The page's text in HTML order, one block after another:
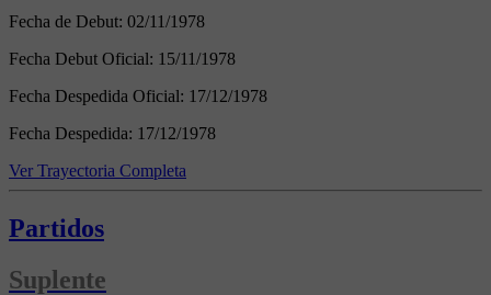
Fecha de Debut: 02/11/1978
Fecha Debut Oficial: 15/11/1978
Fecha Despedida Oficial: 17/12/1978
Fecha Despedida: 17/12/1978
Ver Trayectoria Completa
Partidos
Suplente